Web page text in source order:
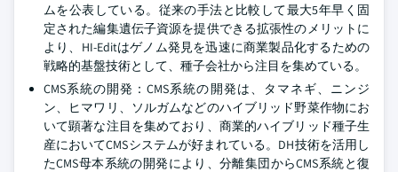
ムを公表している。従来の手法と比較して最大5年早く固
定された編集遺伝子資源を提供できる拡張性のメリットに
より、HI-Editはゲノム発見を迅速に商業製品化するための
戦略的基盤技術として、種子会社から注目を集めている。
CMS系統の開発：CMS系統の開発は、タマネギ、ニンジ
ン、ヒマワリ、ソルガムなどのハイブリッド野菜作物にお
いて顕著な注目を集めており、商業的ハイブリッド種子生
産においてCMSシステムが好まれている。DH技術を活用し
たCMS母本系統の開発により、分離集団からCMS系統と復